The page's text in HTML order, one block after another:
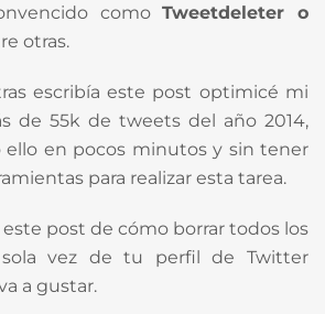
comoTweetdeleter o
otras.
escribía este post optimicé mi
de 55k de tweets del año 2014,
ello en pocos minutos y sin tener
para realizar esta tarea.
post de cómo borrar todos los
vez de tu perfil de Twitter
a gustar.